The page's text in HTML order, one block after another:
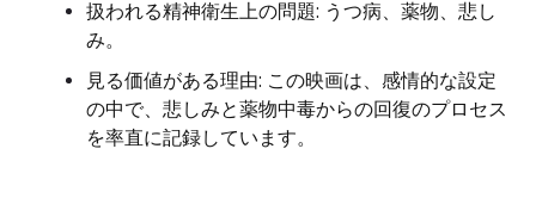
扱われる精神衛生上の問題: うつ病、薬物、悲し
み。
見る価値がある理由: この映画は、感情的な設定
の中で、悲しみと薬物中毒からの回復のプロセス
を率直に記録しています。